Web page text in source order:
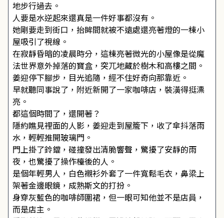
地步行過去。
人要是水逆起來還真是一件好事都沒有。
她剛要走到街口，抬眸間就被不遠處還亮著燈的一棟小
屋吸引了視線。
在寂靜昏暗的凌晨時分，這棟亮著微光的小屋像是從魔
法世界意外掉落的寶盒，突兀地藏於樹木和高樓之間。
姜迎停下腳步，目光追隨，經不住好奇向那靠近。
早就聽同事說了，附近新開了一家咖啡店，裝潢得挺漂
亮。
都這個時間了，還開著？
隱約瞧見裡面的人影，姜迎走到屋簷下，收了傘抖落雨
水，輕輕推開玻璃門。
門上掛了鈴鐺，碰撞發出清脆響聲，驚擾了安靜的雨
夜，也驚擾了操作檯後的人。
是個年輕男人，白色襯衫外套了一件寬鬆毛衣，鼻梁上
架著金邊眼鏡，成熟斯文的打扮。
身穿灰藍色的咖啡師圍裙，但一眼可知他並不是店員，
而是店主。